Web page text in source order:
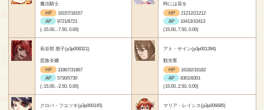
魔法騎士
HP
18157/18157
AP
8721/8721
(-15.00, -7.50, 0.00)
時には花を
HP
21212/21212
AP
10413/10413
(15.00, 7.50, 0.00)
長谷部 朋子(p3p008321)
蛮族令嬢
HP
31867/31867
AP
5730/5730
(-15.00, -2.50, 0.00)
アト・サイン(p3p001394)
観光客
HP
16182/16182
AP
8301/8301
(15.00, 2.50, 0.00)
クロバ・フユツキ(p3p000145)
マリア・レイシス(p3p006685)